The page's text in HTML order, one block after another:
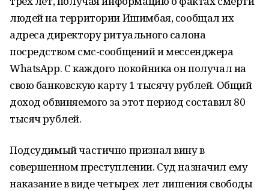
людей на территории Ишимбая, сообщал их
адреса директору ритуального салона
посредством смс-сообщений и мессенджера
WhatsAрр. С каждого покойника он получал на
свою банковскую карту 1 тысячу рублей. Общий
доход обвиняемого за этот период составил 80
тысяч рублей.
Подсудимый частично признал вину в
совершенном преступлении. Суд назначил ему
наказание в виде четырех лет лишения свободы